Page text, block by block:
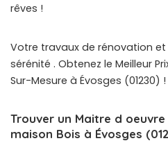
rêves !
Votre travaux de rénovation et
sérénité . Obtenez le Meilleur
Sur-Mesure à Évosges (01230)
Trouver un Maitre d
maison Bois à Évosges